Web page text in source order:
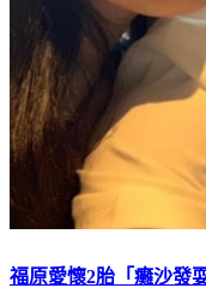
福原愛懷2胎「癱沙發